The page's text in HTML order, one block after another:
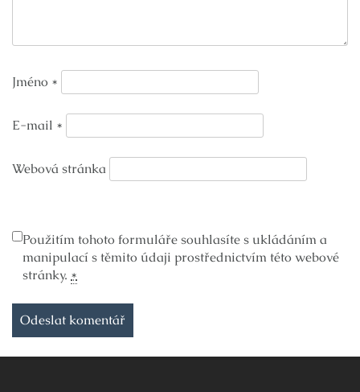
Jméno *
E-mail *
Webová stránka
Použitím tohoto formuláře souhlasíte s ukládáním a
manipulací s těmito údaji prostřednictvím této webové
stránky. *